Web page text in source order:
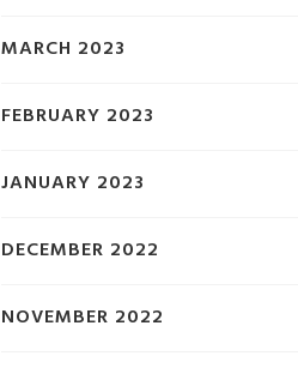
MARCH 2023
FEBRUARY 2023
JANUARY 2023
DECEMBER 2022
NOVEMBER 2022